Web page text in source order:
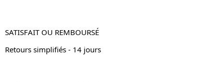
SATISFAIT OU REMBOURSÉ
Retours simplifiés - 14 jours